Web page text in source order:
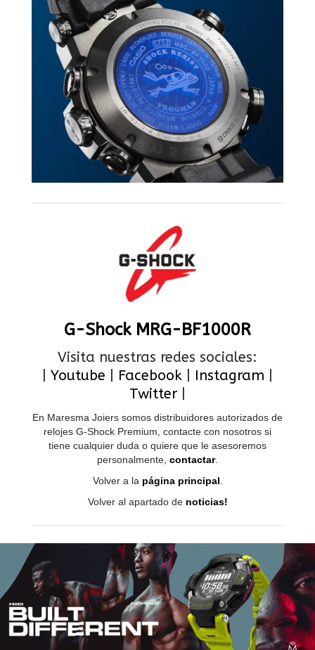
G-Shock MRG-BF1000R
Visita nuestras redes sociales:
Youtube Facebook Instagram
Twitter|
En Maresma Joiers somos distribuidores autorizados de
relojes G-Shock Premium, contacte con nosotros si
tiene cualquier duda o quiere que le asesoremos
personalmente, contactar.
Volver a la página principal.
Volver al apartado de noticias!